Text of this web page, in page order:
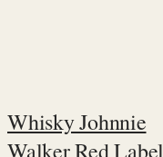
Whisky Johnnie
Walker Red Label